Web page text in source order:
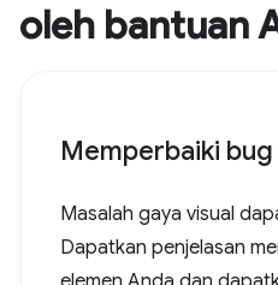
oleh bantuan
Memperbaiki
Masalah gaya visual
Dapatkan penjelasan